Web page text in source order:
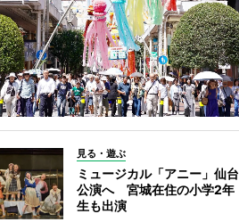
見る・遊ぶ
ミュージカル「アニー」仙台
公演へ 宮城在住の小学2年
生も出演